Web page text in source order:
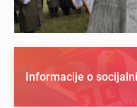
Informacije o